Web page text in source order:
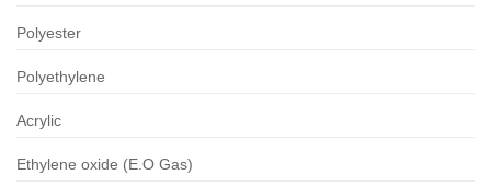
Polyester
Polyethylene
Acrylic
Ethylene oxide (E.O Gas)